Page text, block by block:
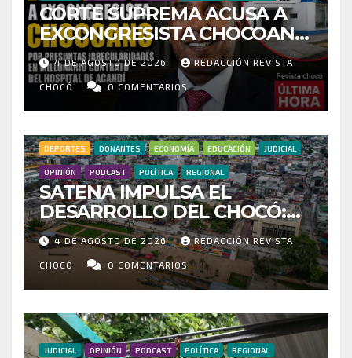
CORTE SUPREMA ACUSA A
EXCONGRESISTA CHOCOANO
POR PRESUNTAS
IRREGULARIDADES EN
MILLONARIO CONTRATO DEL
HOSPITAL DE ACANDÍ
4 DE AGOSTO DE 2026 REDACCIÓN REVISTA
CHOCÓ 0 COMENTARIOS
DEPORTES DONANTES ECONOMÍA EDUCACIÓN JUDICIAL
OPINIÓN PODCAST POLÍTICA REGIONAL
SATENA IMPULSA EL
DESARROLLO DEL CHOCÓ:
MÁS DE 35 MIL PASAJEROS
MOVILIZADOS Y NUEVAS
RUTAS FORTALECEN LA
CONECTIVIDAD
4 DE AGOSTO DE 2026 REDACCIÓN REVISTA
CHOCÓ 0 COMENTARIOS
JUDICIAL OPINIÓN PODCAST POLÍTICA REGIONAL